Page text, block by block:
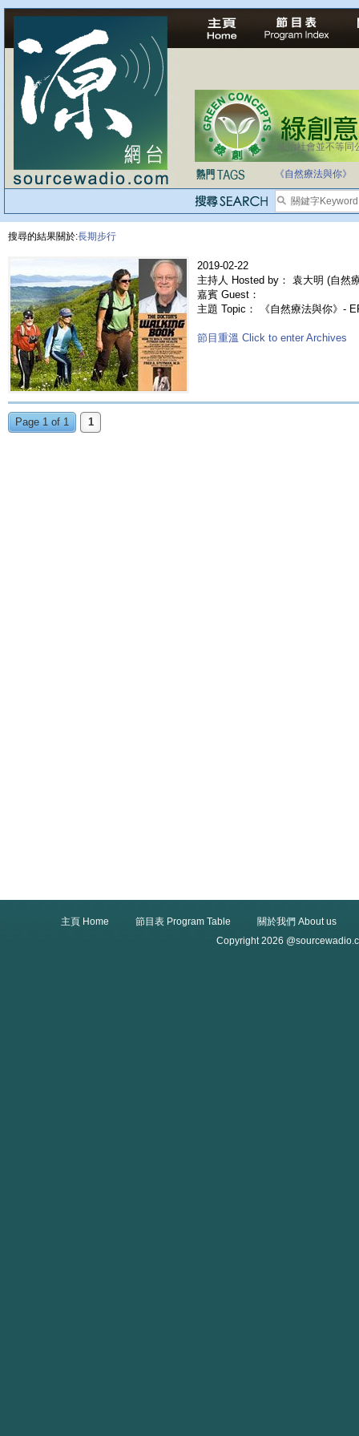
法治社會並不等同
《自然療法與你》
搜尋的結果關於:長期步行
2019-02-22
主持人 Hosted by： 袁大明 (自然
嘉賓 Guest：
主題 Topic： 《自然療法與你》-
節目重溫 Click to enter Archives
Page 1 of 1 1
主頁 Home 節目表 Program Table
關於我們 About us
Copyright 2026